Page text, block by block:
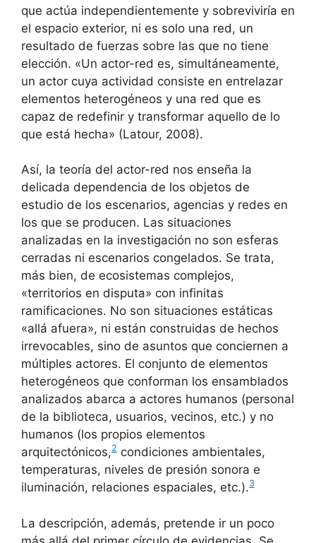
que actúa independientemente y sobreviviría en
el espacio exterior, ni es solo una red, un
resultado de fuerzas sobre las que no tiene
elección. «Un actor-red es, simultáneamente,
un actor cuya actividad consiste en entrelazar
elementos heterogéneos y una red que es
capaz de redefinir y transformar aquello de lo
que está hecha» (Latour, 2008).
Así, la teoría del actor-red nos enseña la
delicada dependencia de los objetos de
estudio de los escenarios, agencias y redes en
los que se producen. Las situaciones
analizadas en la investigación no son esferas
cerradas ni escenarios congelados. Se trata,
más bien, de ecosistemas complejos,
«territorios en disputa» con infinitas
ramificaciones. No son situaciones estáticas
«allá afuera», ni están construidas de hechos
irrevocables, sino de asuntos que conciernen a
múltiples actores. El conjunto de elementos
heterogéneos que conforman los ensamblados
analizados abarca a actores humanos (personal
de la biblioteca, usuarios, vecinos, etc.) y no
humanos (los propios elementos
arquitectónicos,2 condiciones ambientales,
temperaturas, niveles de presión sonora e
iluminación, relaciones espaciales, etc.).3
La descripción, además, pretende ir un poco